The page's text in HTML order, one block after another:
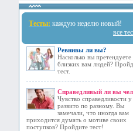
Тесты: каждую неделю новый!
все
Ревнивы ли вы?
Насколько вы претендуете
близких вам людей?
тест.
Справедливый ли вы
Чувство справедливости у
развито по разному. Вы
замечали, что иногда вам
приходится думать о мотиве своих
поступков? Пройдите тест!